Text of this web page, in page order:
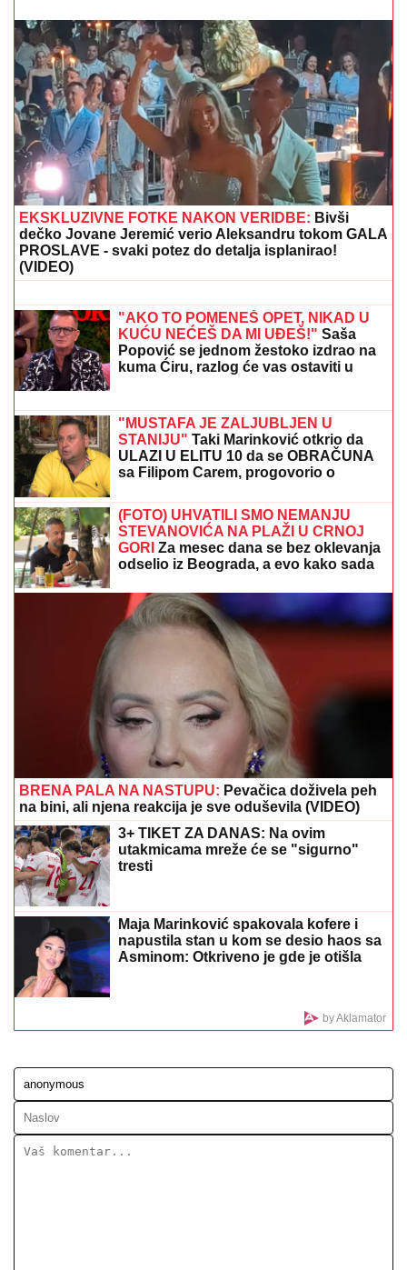
(VIDEO) "PREPLAKALA SAM"Nataša Bekvalac o
najvećem strahu, dotakla se i Dina Merlina: "Potpuno
ga razumem"
(FOTO) ALEKSA BALAŠEVIĆ
PODELIO PRIZOR IZ PORODIČNE
KUĆE U NOVOM SADUĆerka Vera u
kostimu sirene, oduševila sve:
"Salajka ima more"
(FOTO) TAKI SA ZANOSNOM
PLAVUŠOMGrli je pred svima u
ŠOK! PEVAČICA PRETUKLA TAKSISTUSad prvi put
otkrila detalje: "Nisam htela da platim, prebila sam
ga"
TENISKI TIKET:
Predlozi za fanove
"belog sporta"
HLADNI FRONT NAM DONOSI
PLjUSKOVE SA GRMLjAVINOM: Srbiju
čeka promena vremena, ovaj dan je
ključan
EKSKLUZIVNE FOTKE NAKON VERIDBE:Bivši
dečko Jovane Jeremić verio Aleksandru tokom GALA
PROSLAVE - svaki potez do detalja isplanirao!
(VIDEO)
MINA NAUMOVIĆ PROGOVORILA O
PREVARI!Žena Ognjena Amidžića
priznala: "To je lakše"
kuma Ćiru, razlog će vas ostaviti u